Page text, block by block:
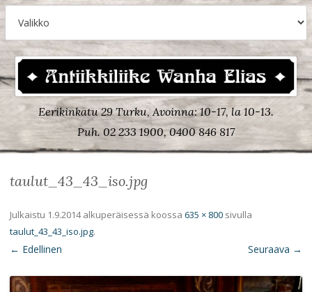
Eerikinkatu 29 Turku, Avoinna: 10-17, la 10-13.
Puh. 02 233 1900, 0400 846 817
taulut_43_43_iso.jpg
Julkaistu 1.9.2014alkuperäisessä koossa 635 × 800 sivulla
taulut_43_43_iso.jpg.
← Edellinen Seuraava →